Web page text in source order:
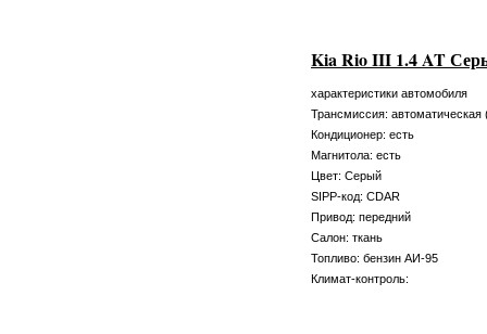
Kia Rio III 1.4 AT
характеристики автомобиля
Трансмиссия: автоматическая
Кондиционер: есть
Магнитола: есть
Цвет: Серый
SIPP-код: CDAR
Привод: передний
Салон: ткань
Топливо: бензин АИ-95
Климат-контроль: